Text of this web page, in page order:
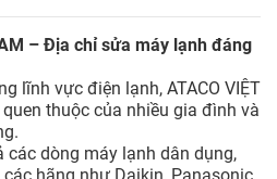
– Địa chỉ sửa máy lạnh đáng
lĩnh vực điện lạnh, ATACO VIỆT
thuộc của nhiều gia đình và
các dòng máy lạnh dân dụng,